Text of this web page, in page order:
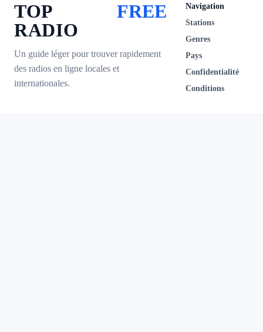
TOP
RADIO
FREE
Un guide léger pour trouver rapidement
des radios en ligne locales et
internationales.
Navigation
Stations
Genres
Pays
Confidentialité
Conditions